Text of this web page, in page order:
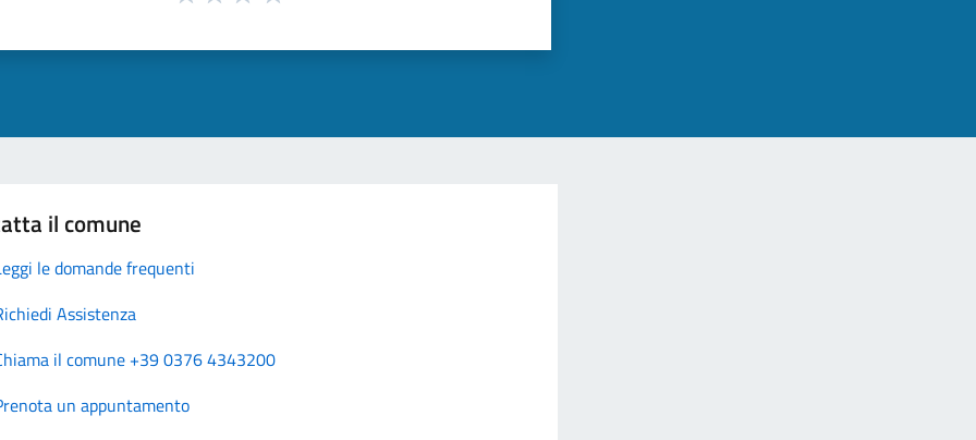
il comune
le domande frequenti
Assistenza
il comune +39 0376 4343200
un appuntamento